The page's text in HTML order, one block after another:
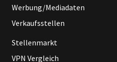
Werbung/Mediadaten
Verkaufsstellen
Stellenmarkt
VPN Vergleich